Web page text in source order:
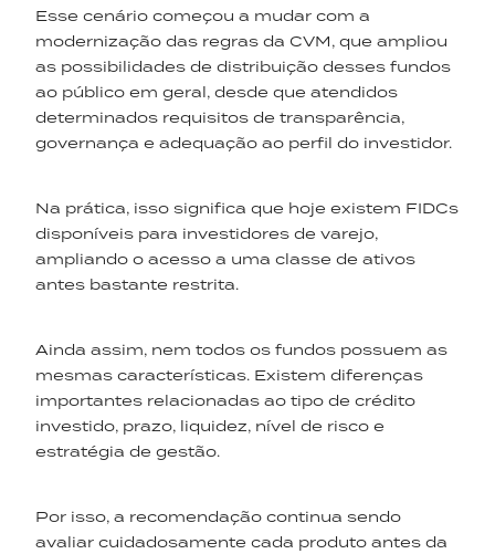
Esse cenário começou a mudar com a
modernização das regras da CVM, que ampliou
as possibilidades de distribuição desses fundos
ao público em geral, desde que atendidos
determinados requisitos de transparência,
governança e adequação ao perfil do investidor.
Na prática, isso significa que hoje existem FIDCs
disponíveis para investidores de varejo,
ampliando o acesso a uma classe de ativos
antes bastante restrita.
Ainda assim, nem todos os fundos possuem as
mesmas características. Existem diferenças
importantes relacionadas ao tipo de crédito
investido, prazo, liquidez, nível de risco e
estratégia de gestão.
Por isso, a recomendação continua sendo
avaliar cuidadosamente cada produto antes da